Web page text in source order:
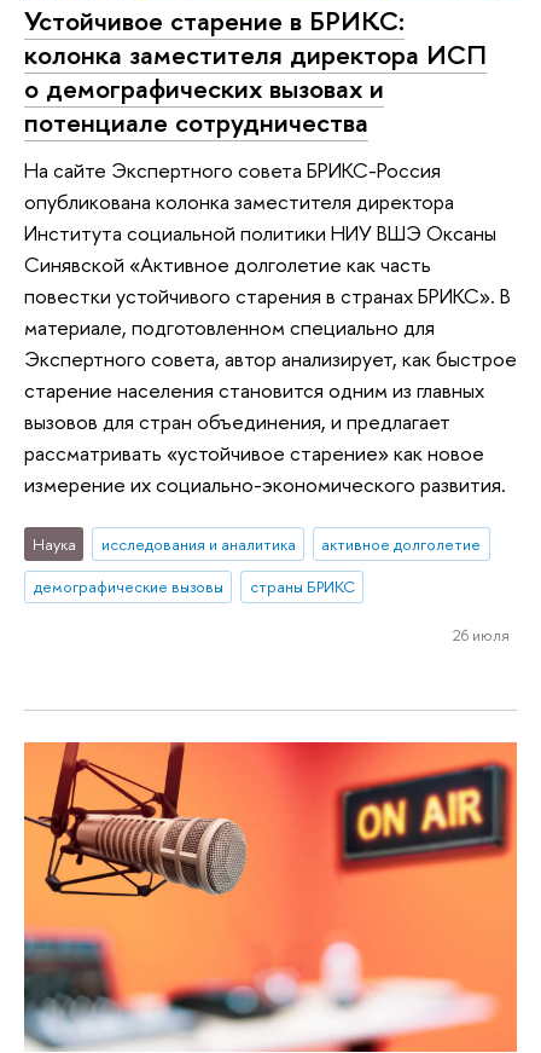
Устойчивое старение в БРИКС:
колонка заместителя директора ИСП
о демографических вызовах и
потенциале сотрудничества
На сайте Экспертного совета БРИКС-Россия
опубликована колонка заместителя директора
Института социальной политики НИУ ВШЭ Оксаны
Синявской «Активное долголетие как часть
повестки устойчивого старения в странах БРИКС». В
материале, подготовленном специально для
Экспертного совета, автор анализирует, как быстрое
старение населения становится одним из главных
вызовов для стран объединения, и предлагает
рассматривать «устойчивое старение» как новое
измерение их социально-экономического развития.
Наука исследования и аналитика
активное долголетие
демографические вызовы
страны БРИКС
26 июля